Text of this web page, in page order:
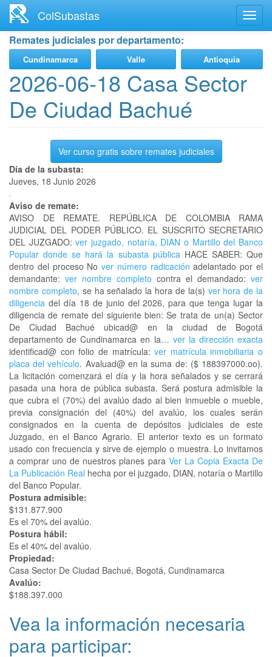
contenido
principal
ColSubastas
Remates judiciales por departamento:
Cundinamarca Valle Antioquia
2026-06-18 Casa Sector
De Ciudad Bachué
Ver curso gratis sobre remates judiciales
Día de la subasta:
Jueves, 18 Junio 2026
Aviso de remate:
AVISO DE REMATE. REPÚBLICA DE COLOMBIA RAMA
JUDICIAL DEL PODER PÚBLICO. EL SUSCRITO SECRETARIO
DEL JUZGADO: ver juzgado, notaría, DIAN o Martillo del Banco
Popular donde se hará la subasta públicaHACE SABER: Que
dentro del proceso Nover número radicación adelantado por el
demandante: ver nombre completo contra el demandado: ver
nombre completo, se ha señalado la hora de la(s) ver hora de la
diligencia del día 18 de junio del 2026, para que tenga lugar la
diligencia de remate del siguiente bien: Se trata de un(a) Sector
De Ciudad Bachué ubicad@ en la ciudad de Bogotá
departamento de Cundinamarca en la… ver la dirección exacta
identificad@ con folio de matrícula:ver matrícula inmobiliaria o
placa del vehículo. Avaluad@ en la suma de: ($ 188397000.oo).
La licitación comenzará el día y la hora señalados y se cerrará
pasada una hora de pública subasta. Será postura admisible la
que cubra el (70%) del avalúo dado al bien inmueble o mueble,
previa consignación del (40%) del avalúo, los cuales serán
consignados en la cuenta de depósitos judiciales de este
Juzgado, en el Banco Agrario. El anterior texto es un formato
usado con frecuencia y sirve de ejemplo o muestra. Lo invitamos
a comprar uno de nuestros planes para Ver La Copia Exacta De
La Publicación Real hecha por el juzgado, DIAN, notaría o Martillo
del Banco Popular.
Postura admisible:
$131.877.900
Es el 70% del avalúo.
Postura hábil:
Es el 40% del avalúo.
Propiedad:
Casa Sector De Ciudad Bachué, Bogotá, Cundinamarca
Avalúo:
$188.397.000
Vea la información necesaria
para participar: